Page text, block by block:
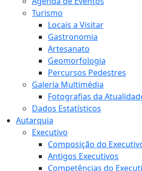
Turismo
Locais a Visitar
Gastronomia
Artesanato
Geomorfologia
Percursos Pedestres
Galeria Multimédia
Fotografias da
Dados Estatísticos
Autarquia
Executivo
Composição do
Antigos Executivos
Competências do